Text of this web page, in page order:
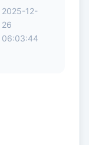
2025-12-
26
06:03:44